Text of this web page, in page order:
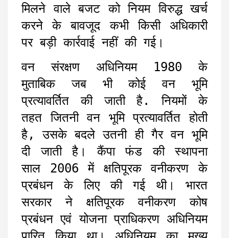
मिलने वाले बजट को नियम विरुद्ध खर्च
करने के बावजूद कभी किसी अधिकारी
पर बड़ी कार्रवाई नहीं की गई।
वन संरक्षण अधिनियम 1980 के
मुताबिक जब भी कोई वन भूमि
प्रत्यावर्तित की जाती है. नियमों के
तहत जितनी वन भूमि प्रत्यावर्तित होती
है, उसके बदले उतनी ही गैर वन भूमि
दी जाती है। कैंपा फंड की स्थापना
साल 2006 में क्षतिपूरक वनीकरण के
प्रबंधन के लिए की गई थी। भारत
सरकार ने क्षतिपूरक वनीकरण कोष
प्रबंधन एवं योजना प्राधिकरण अधिनियम